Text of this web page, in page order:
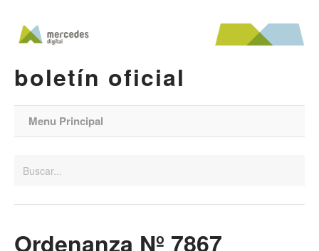
boletín oficial
Menu Principal
Ordenanza Nº 7867